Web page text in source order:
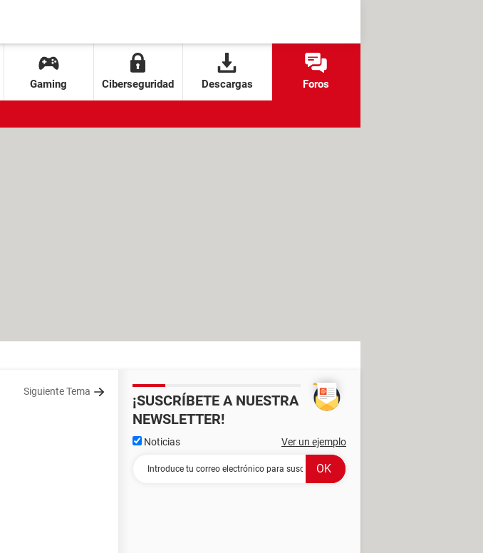
Gaming Ciberseguridad Descargas Foros
Siguiente Tema
¡SUSCRÍBETE A NUESTRA
NEWSLETTER!
Noticias Ver un ejemplo